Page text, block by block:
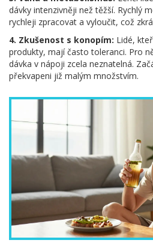
dávky intenzivněji než těžší. Rychlý
rychleji zpracovat a vyloučit, což
4. Zkušenost s konopím: Lidé,
produkty, mají často toleranci. Pro
dávka v nápoji zcela neznatelná.
překvapeni již malým množstvím.